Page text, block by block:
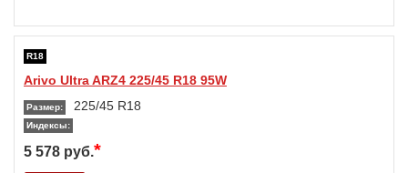
R18
Arivo Ultra ARZ4 225/45 R18 95W
Размер: 225/45 R18
Индексы:
5 578 руб.*